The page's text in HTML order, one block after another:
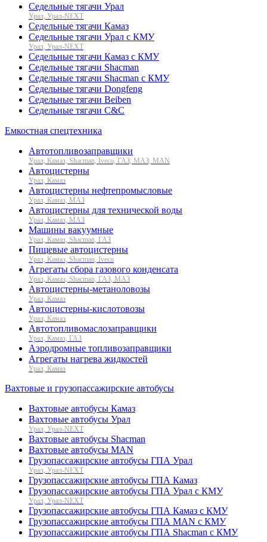
Седельные тягачи Урал
Урал, Урал-NEXT
Седельные тягачи Камаз
Седельные тягачи Урал с КМУ
Урал, Урал-NEXT
Седельные тягачи Камаз с КМУ
Седельные тягачи Shacman
Седельные тягачи Shacman с КМУ
Седельные тягачи Dongfeng
Седельные тягачи Beiben
Седельные тягачи C&C
Емкостная спецтехника
Автотопливозаправщики
Урал, Камаз, Shacman, Iveco, ГАЗ, МАЗ, MAN
Автоцистерны
Урал, Камаз
Автоцистерны нефтепромысловые
Урал, Камаз, МАЗ
Автоцистерны для технической воды
Урал, Камаз, МАЗ
Машины вакуумные
Урал, Камаз, Shacman, ГАЗ
Пищевые автоцистерны
Урал, Камаз, Shacman, Iveco
Агрегаты сбора газового конденсата
Урал, Камаз, Shacman, ГАЗ, МАЗ
Автоцистерны-метаноловозы
Урал, Камаз
Автоцистерны-кислотовозы
Урал, Камаз
Автотопливомаслозаправщики
Урал, Камаз, ГАЗ
Аэродромные топливозаправщики
Агрегаты нагрева жидкостей
Урал, Камаз
Вахтовые и грузопассажирские автобусы
Вахтовые автобусы Камаз
Вахтовые автобусы Урал
Урал, Урал-NEXT
Вахтовые автобусы Shacman
Вахтовые автобусы MAN
Грузопассажирские автобусы ГПА Урал
Урал, Урал-NEXT
Грузопассажирские автобусы ГПА Камаз
Грузопассажирские автобусы ГПА Урал с КМУ
Урал, Урал-NEXT
Грузопассажирские автобусы ГПА Камаз с КМУ
Грузопассажирские автобусы ГПА MAN с КМУ
Грузопассажирские автобусы ГПА Shacman с КМУ